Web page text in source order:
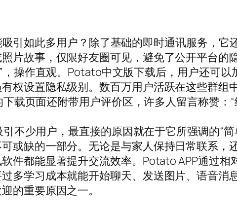
引如此多用户？除了基础的即时通讯服务，它
片故事，仅限好友圈可见，避免了公开平台
，操作直观。Potato中文版下载后，用户还可
权设置隐私级别。数百万用户活跃在这些群组
载页面还附带用户评价区，许多人留言称赞：
不少用户，最直接的原因就在于它所强调的“
或缺的一部分。无论是与家人保持日常联系
件都能显著提升交流效率。Potato APP通过
多学习成本就能开始聊天、发送图片、语音
的重要原因之一。